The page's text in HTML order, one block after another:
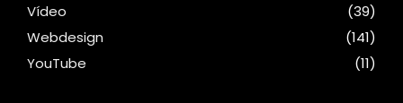
Vídeo
(39)
Webdesign
(141)
YouTube
(11)